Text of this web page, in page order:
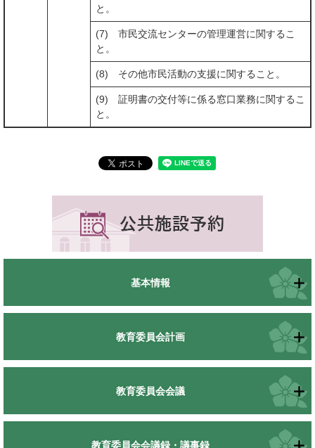
と。
(7) 市民交流センターの管理運営に関するこ
と。
(8) その他市民活動の支援に関すること。
(9) 証明書の交付等に係る窓口業務に関するこ
と。
基本情報
教育委員会計画
教育委員会会議
教育委員会会議録・議事録